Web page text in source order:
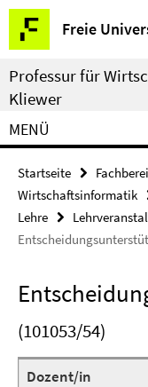
Springe
direkt
zu
Inhalt
Freie
Service-
Navigation
Professur für
Kliewer
MENÜ
Startseite
Wirtschaftsinformatik
Lehre
(101053/54)
Dozent/in